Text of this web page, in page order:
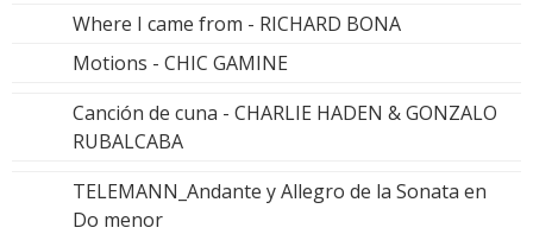
Where I came from - RICHARD BONA
Motions - CHIC GAMINE
Canción de cuna - CHARLIE HADEN & GONZALO
RUBALCABA
TELEMANN_Andante y Allegro de la Sonata en
Do menor